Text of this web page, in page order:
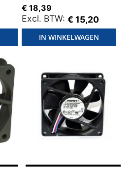
€ 18,39
€ 15,20
IN WINKELWAGEN